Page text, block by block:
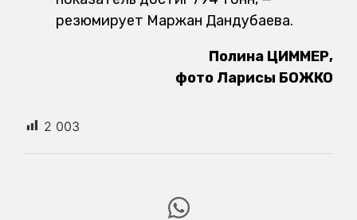
резюмирует Маржан Дандубаева.
Полина ЦИММЕР,
фото Ларисы БОЖКО
2 003